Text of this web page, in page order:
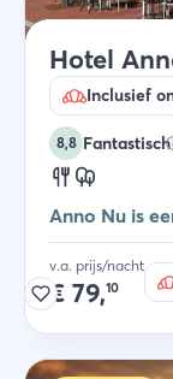
Hotel
Inclusief
8,8 Fantastisch
Anno Nu is
v.a. prijs/nacht
€ 79,10